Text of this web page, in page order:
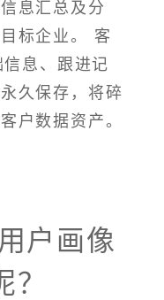
息汇总及分
标企业。 客
息、跟进记
久保存，将碎
户数据资产。
户画像